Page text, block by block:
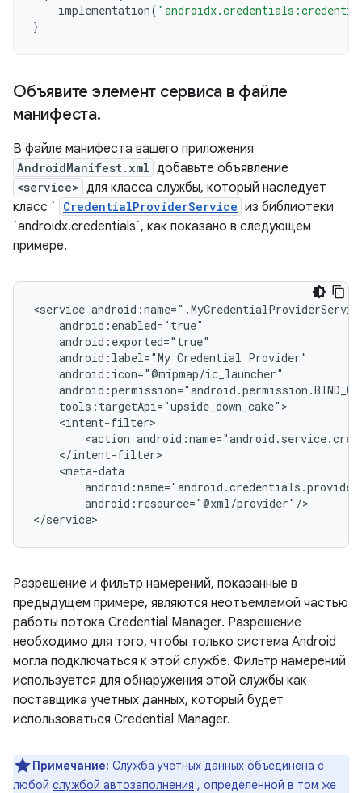
implementation(
}
Объявите элемент сервиса в файле
манифеста.
В файле манифеста вашего приложения
AndroidManifest.xml добавьте объявление
<service> для класса службы, который наследует
класс `
CredentialProviderService из библиотеки
`androidx.credentials`, как показано в следующем
примере.
<service
android:label="My Credential
<action
android:resource="@xml/provider"/>
Разрешение и фильтр намерений, показанные в
предыдущем примере, являются неотъемлемой частью
работы потока Credential Manager. Разрешение
необходимо для того, чтобы только система Android
могла подключаться к этой службе. Фильтр намерений
используется для обнаружения этой службы как
поставщика учетных данных, который будет
использоваться Credential Manager.
Примечание: Служба учетных данных объединена с
любой службой автозаполнения , определенной в том же